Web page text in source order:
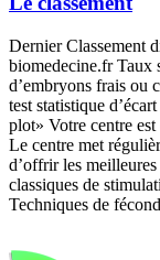
Dernier Classement
biomedecine.fr Taux
d’embryons frais ou
test statistique
plot» Votre centre est
Le centre met
d’offrir les meilleures
classiques de
Techniques de